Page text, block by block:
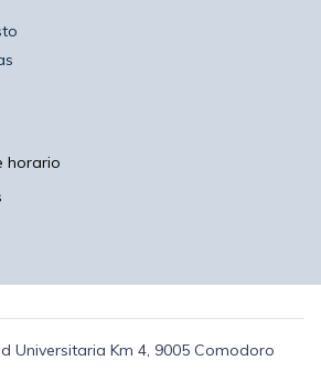
horario
Universitaria Km 4, 9005 Comodoro